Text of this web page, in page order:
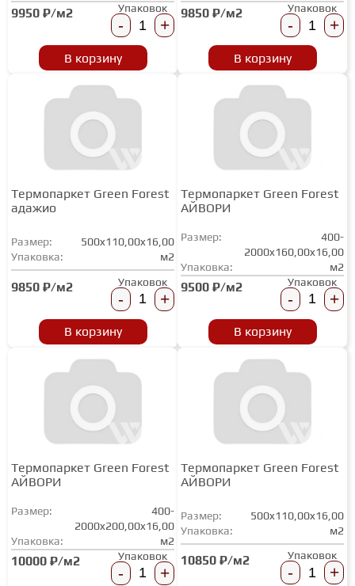
МИНЕРАЛЬНО-КАМЕННЫЙ
ЛАМИНАТ MSPC
ЛАМИНАТ SWF
9950 ₽/м2 Упаковок
- +
В корзину
9850 ₽/м2 Упаковок
- +
В корзину
Термопаркет Green Forest
адажио
Размер:
500x110,00x16,00
Упаковка:
м2
9850 ₽/м2 Упаковок
- +
В корзину
Термопаркет Green Forest
АЙВОРИ
Размер:
400-
2000x160,00x16,00
Упаковка:
м2
9500 ₽/м2 Упаковок
- +
В корзину
Термопаркет Green Forest
АЙВОРИ
Размер:
400-
2000x200,00x16,00
Упаковка:
м2
10000 ₽/м2 Упаковок
- +
Термопаркет Green Forest
АЙВОРИ
Размер:
500x110,00x16,00
Упаковка:
м2
10850 ₽/м2 Упаковок
- +